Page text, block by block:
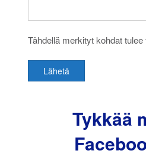
Tähdellä merkityt kohdat tulee
Tykkää